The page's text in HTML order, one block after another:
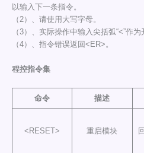
以输入下一条指令。
（2）、请使用大写字母。
（3）、实际操作中输入尖括弧“<”作
（4）、指令错误返回<ER>。
程控指令集
命令 描述
<RESET> 重启模块